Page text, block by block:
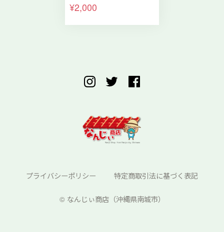
¥2,000
プライバシーポリシー 特定商取引法に基づく表記
©︎ なんじぃ商店（沖縄県南城市）